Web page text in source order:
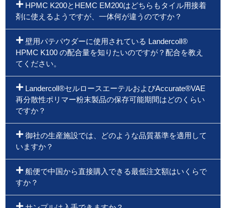
HPMC K200とHEMC EM200はどちらもタイル用接着
剤に使えるようですが、一体何が違うのですか？
壁用パテパウダーに使用されている Landercoll®
HPMC K100 の配合量を知りたいのですが？配合を教え
てください。
Landercoll®セルロースエーテルおよびAccurate®VAE
再分散性ポリマー粉末製品の保存可能期間はどのくらい
ですか？
御社の生産施設では、どのような品質基準を適用して
いますか？
船便で中国から直接購入できる最低注文額はいくらで
すか？